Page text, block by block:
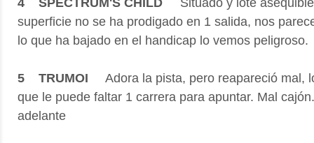
superficie no se ha prodigado en 1 salida, nos
lo que ha bajado en el handicap lo vemos
5 TRUMOI
Adora la pista, pero reapareció mal,
que le puede faltar 1 carrera para apuntar. Mal
adelante